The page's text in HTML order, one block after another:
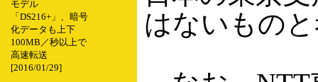
モデル
「DS216+」、暗号
化データも上下
100MB／秒以上で
高速転送
[2016/01/29]
はないもの